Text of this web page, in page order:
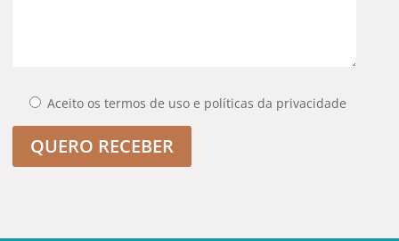
Aceito os termos de uso e políticas da privacidade
QUERO RECEBER